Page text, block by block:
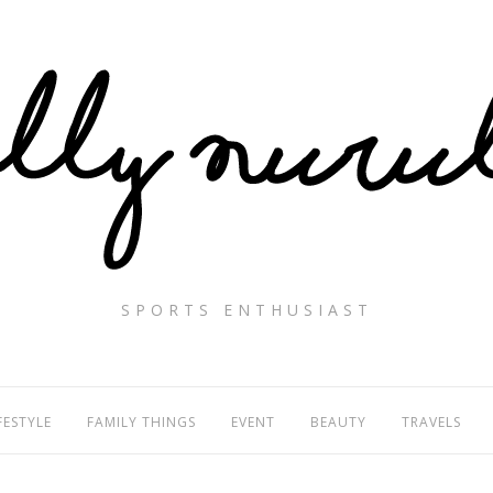
SPORTS ENTHUSIAST
FAMILY THINGS EVENT BEAUTY TRAVELS